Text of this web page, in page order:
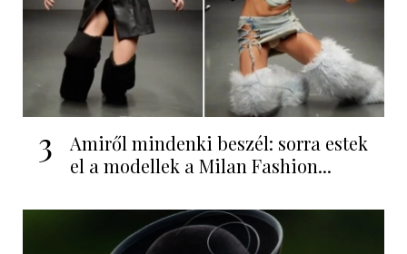
3
Amiről mindenki beszél: sorra estek
el a modellek a Milan Fashion...